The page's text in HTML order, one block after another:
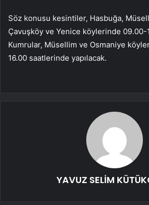
Söz konusu kesintiler, Hasbuğa,
Çavuşköy ve Yenice köylerinde 09.00-
Kumrular, Müsellim ve Osmaniye
16.00 saatlerinde yapılacak.
YAVUZ SELİM